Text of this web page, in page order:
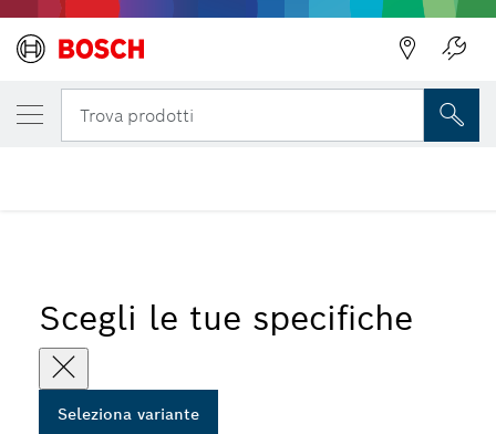
Trova prodotti
Scegli le tue specifiche
Seleziona variante
LA TUA VARIANTE SELEZIONATA
J475 Best for Metal